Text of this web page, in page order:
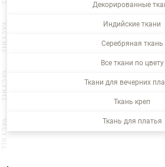
Декорированные
Индийские ткани
Серебряная ткань
Все ткани по цвету
Ткани для вечерних
Ткань креп
Ткань для платья